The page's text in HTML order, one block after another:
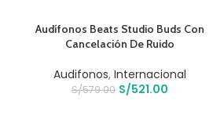
AÑADIR AL CARRITO
Audífonos Beats Studio Buds Con
Cancelación De Ruido
Audifonos,Internacional
S/579.00 S/521.00